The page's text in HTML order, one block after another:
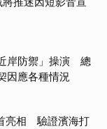
岸防禦」操演 總
因應各種情況
亮相 驗證濱海打